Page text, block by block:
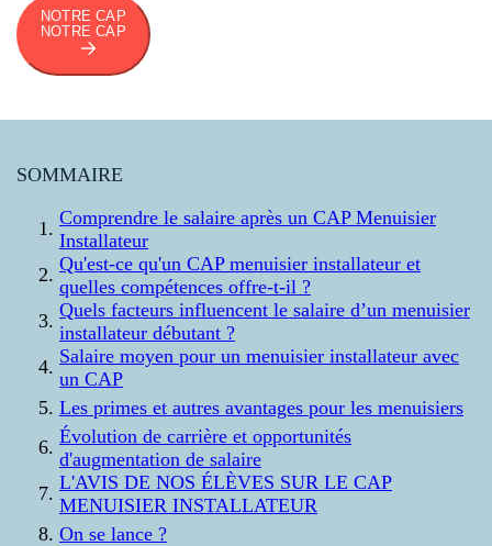
NOTRE CAP
NOTRE CAP
SOMMAIRE
Comprendre le salaire après un CAP Menuisier
Installateur
Qu'est-ce qu'un CAP menuisier installateur et
quelles compétences offre-t-il ?
Quels facteurs influencent le salaire d’un menuisier
installateur débutant ?
Salaire moyen pour un menuisier installateur avec
un CAP
Les primes et autres avantages pour les menuisiers
Évolution de carrière et opportunités
d'augmentation de salaire
L'AVIS DE NOS ÉLÈVES SUR LE CAP
MENUISIER INSTALLATEUR
On se lance ?